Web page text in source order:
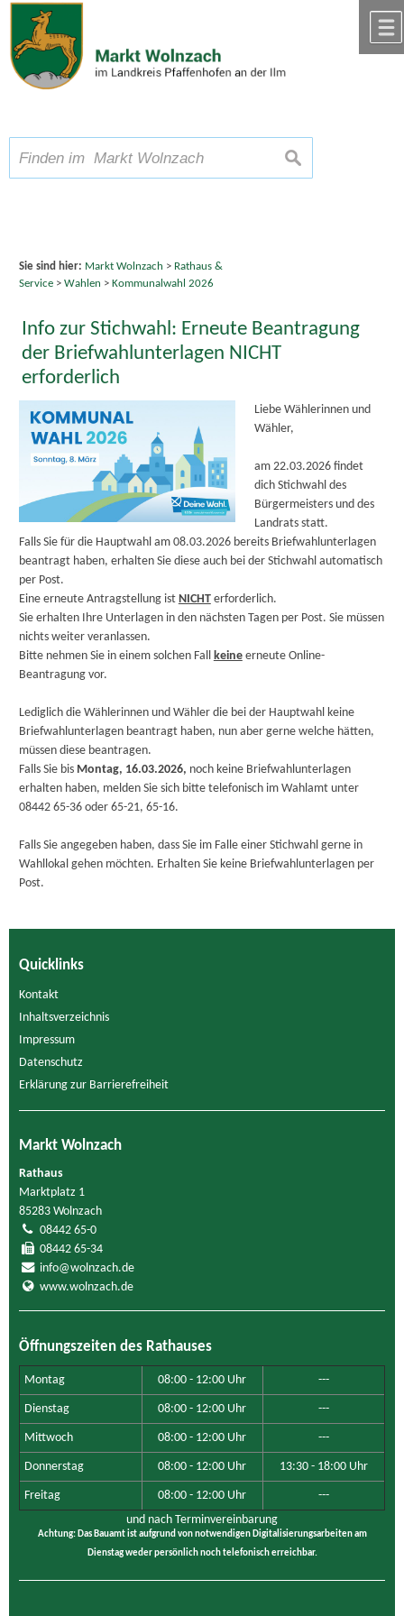
Zum Inhalt,zur Navigation
Schriftgröße A A A suchen
Sie sind hier: Markt Wolnzach > Rathaus &
Service> Wahlen > Kommunalwahl 2026
Info zur Stichwahl: Erneute Beantragung
der Briefwahlunterlagen NICHT
erforderlich
Liebe Wählerinnen und
Wähler,
am 22.03.2026 findet
dich Stichwahl des
Bürgermeisters und des
Landrats statt.
Falls Sie für die Hauptwahl am 08.03.2026 bereits Briefwahlunterlagen
beantragt haben, erhalten Sie diese auch bei der Stichwahl automatisch
per Post.
Eine erneute Antragstellung ist NICHTerforderlich.
Sie erhalten Ihre Unterlagen in den nächsten Tagen per Post. Sie müssen
nichts weiter veranlassen.
Bitte nehmen Sie in einem solchen Fall
keineerneute Online-
Beantragung vor.
Lediglich die Wählerinnen und Wähler die bei der Hauptwahl keine
Briefwahlunterlagen beantragt haben, nun aber gerne welche hätten,
müssen diese beantragen.
Falls Sie bis Montag, 16.03.2026, noch keine Briefwahlunterlagen
erhalten haben, melden Sie sich bitte telefonisch im Wahlamt unter
08442 65-36 oder 65-21, 65-16.
Falls Sie angegeben haben, dass Sie im Falle einer Stichwahl gerne in
Wahllokal gehen möchten. Erhalten Sie keine Briefwahlunterlagen per
Post.
Quicklinks
Kontakt
Inhaltsverzeichnis
Impressum
Datenschutz
Erklärung zur Barrierefreiheit
Markt Wolnzach
Rathaus
Marktplatz 1
85283 Wolnzach
08442 65-0
08442 65-34
info@wolnzach.de
www.wolnzach.de
Öffnungszeiten des Rathauses
Montag 08:00 - 12:00 Uhr ---
Dienstag 08:00 - 12:00 Uhr ---
Mittwoch 08:00 - 12:00 Uhr ---
Donnerstag 08:00 - 12:00 Uhr 13:30 - 18:00 Uhr
Freitag 08:00 - 12:00 Uhr
---
und nach Terminvereinbarung
Achtung: Das Bauamt ist aufgrund von notwendigen Digitalisierungsarbeiten am
Dienstag weder persönlich noch telefonisch erreichbar.